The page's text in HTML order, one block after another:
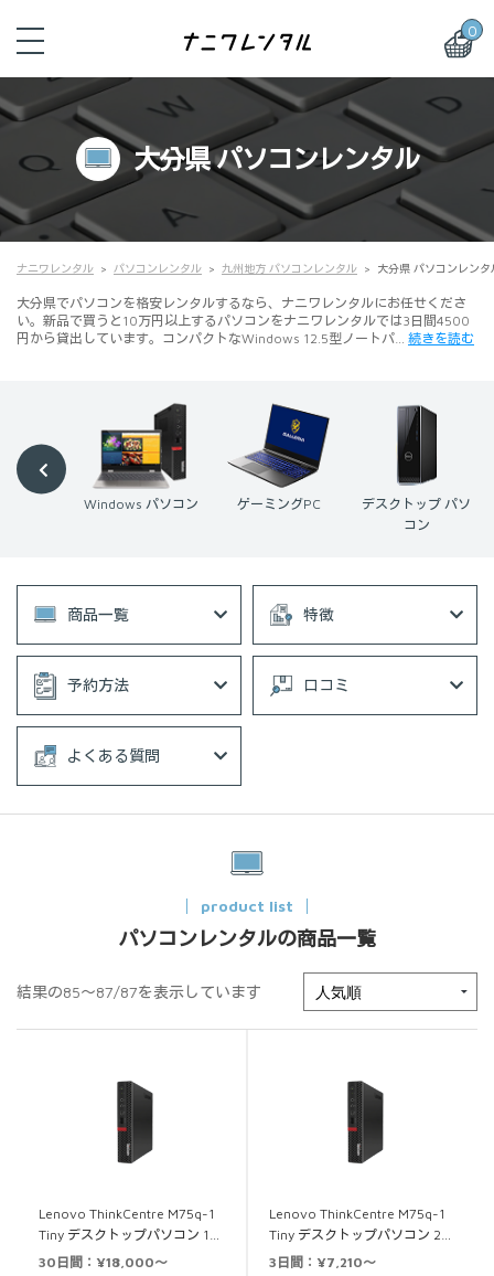
0
大分県 パソコンレンタル
ナニワレンタル パソコンレンタル 九州地方 パソコンレンタル 大分県 パソコンレンタ
大分県でパソコンを格安レンタルするなら、ナニワレンタルにお任せくださ
い。新品で買うと10万円以上するパソコンをナニワレンタルでは3日間4500
円から貸出しています。コンパクトなWindows 12.5型ノートパ… 続きを読む
Windows パソコン ゲーミングPC
デスクトップ パソ
ノー
商品一覧 特徴
予約方法 口コミ
よくある質問
product list
パソコンレンタルの商品一覧
結果の85～87/87を表示しています
Lenovo ThinkCentre M75q-1
Tiny デスクトップパソコン 1…
30日間：¥18,000～
Lenovo ThinkCentre M75q-1
Tiny デスクトップパソコン 2…
3日間：¥7,210～